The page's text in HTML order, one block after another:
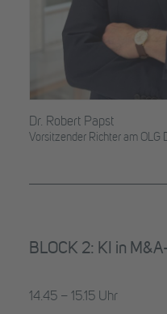
Dr. Robert Papst
Vorsitzender Richter am OLG
BLOCK 2: KI in
14.45 – 15.15 Uhr